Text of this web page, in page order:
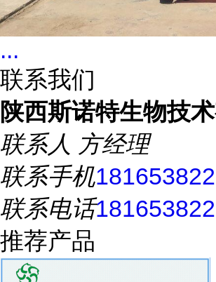
...
联系我们
陕西斯诺特生物技
联系人 方经理
联系手机
联系电话
推荐产品